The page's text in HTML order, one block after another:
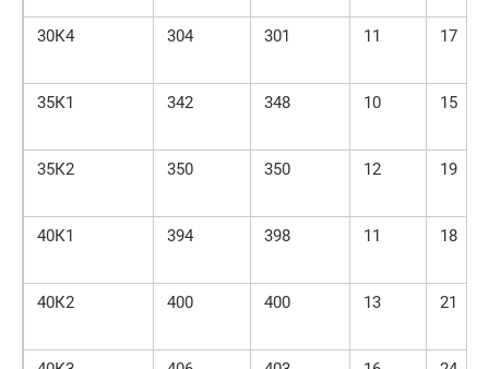
30К4 304 301 11 17
35К1 342 348 10 15
35К2 350 350 12 19
40К1 394 398 11 18
40К2 400 400 13 21